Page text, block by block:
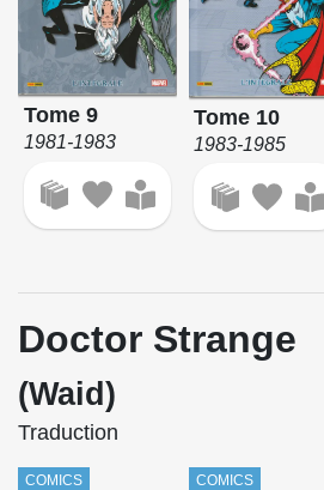
Tome 9
1981-1983
Tome 10
1983-1985
Doctor Strange
(Waid)
Traduction
COMICS COMICS